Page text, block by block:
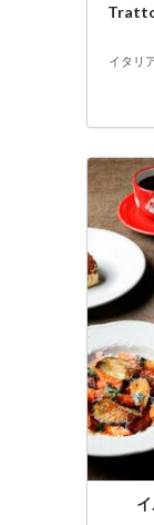
イタリ